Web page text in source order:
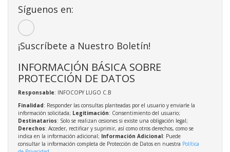
Síguenos en:
¡Suscríbete a Nuestro Boletín!
INFORMACIÓN BÁSICA SOBRE
PROTECCIÓN DE DATOS
Responsable: INFOCOPY LUGO C.B
Finalidad: Responder las consultas planteadas por el usuario y enviarle la
información solicitada; Legitimación: Consentimiento del usuario;
Destinatarios: Solo se realizan cesiones si existe una obligación legal;
Derechos: Acceder, rectificar y suprimir, así como otros derechos, como se
indica en la información adicional; Información Adicional: Puede
consultar la información completa de Protección de Datos en nuestra Política